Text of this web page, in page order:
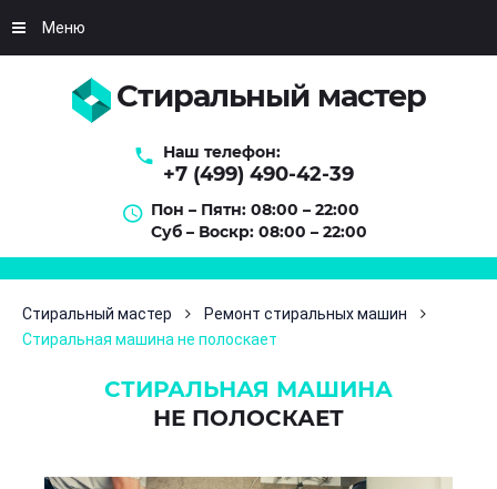
Стиральный мастер
Наш телефон:
+7 (499) 490-42-39
Пон – Пятн: 08:00 – 22:00
Суб – Воскр: 08:00 – 22:00
Меню
Стиральный мастер
Ремонт стиральных машин
Стиральная машина не полоскает
СТИРАЛЬНАЯ МАШИНА
НЕ ПОЛОСКАЕТ